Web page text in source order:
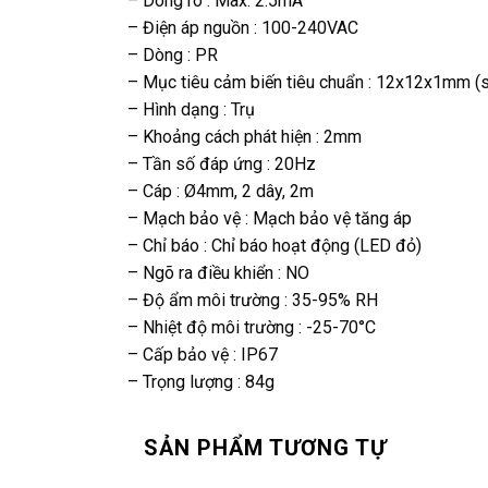
– Điện áp nguồn : 100-240VAC
– Dòng : PR
– Mục tiêu cảm biến tiêu chuẩn : 12x12x1mm
– Hình dạng : Trụ
– Khoảng cách phát hiện : 2mm
– Tần số đáp ứng : 20Hz
– Cáp : Ø4mm, 2 dây, 2m
– Mạch bảo vệ : Mạch bảo vệ tăng áp
– Chỉ báo : Chỉ báo hoạt động (LED đỏ)
– Ngõ ra điều khiển : NO
– Độ ẩm môi trường : 35-95% RH
– Nhiệt độ môi trường : -25-70°C
– Cấp bảo vệ : IP67
– Trọng lượng : 84g
SẢN PHẨM TƯƠNG TỰ